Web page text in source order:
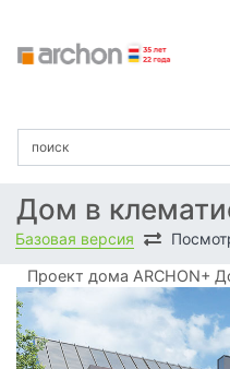
Дом в
Базовая версия
Проект дома ARCHON+